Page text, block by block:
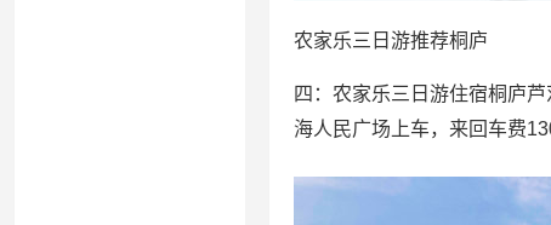
农家乐三日游推荐桐庐
四：农家乐三日游住宿桐庐
海人民广场上车，来回车费